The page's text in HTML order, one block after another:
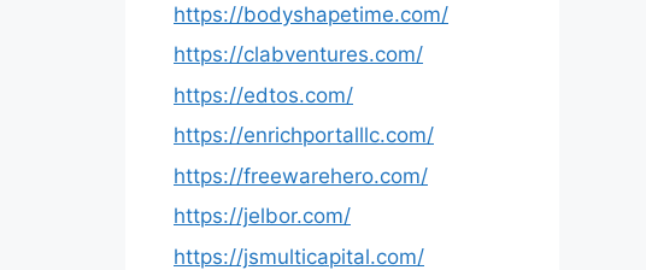
https://bodyshapetime.com/
https://clabventures.com/
https://edtos.com/
https://enrichportalllc.com/
https://freewarehero.com/
https://jelbor.com/
https://jsmulticapital.com/